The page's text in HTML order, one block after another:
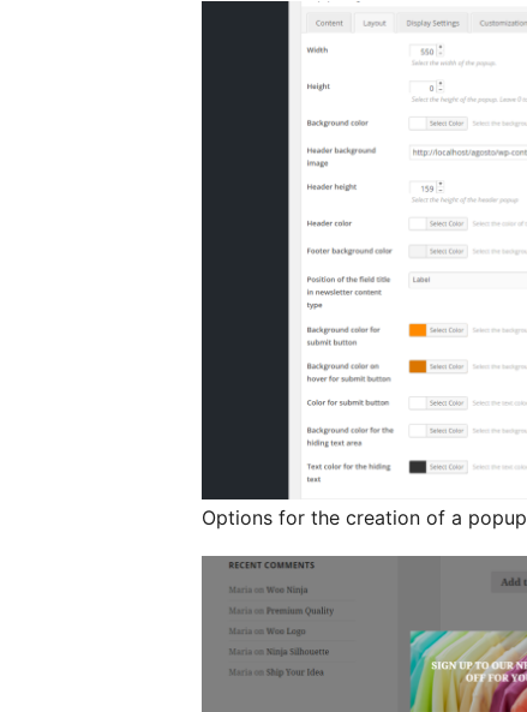
Options for the creation of a popup